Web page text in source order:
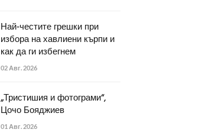
Най-честите грешки при
избора на хавлиени кърпи и
как да ги избегнем
02 Авг. 2026
„Тристишия и фотограми“,
Цочо Бояджиев
01 Авг. 2026